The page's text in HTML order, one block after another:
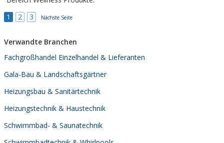
1
2 3 Nächste Seite
Verwandte Branchen
Fachgroßhandel Einzelhandel & Lieferanten
Gala-Bau & Landschaftsgärtner
Heizungsbau & Sanitärtechnik
Heizungstechnik & Haustechnik
Schwimmbad- & Saunatechnik